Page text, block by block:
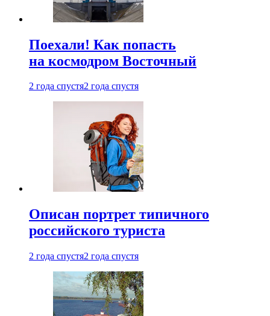
Поехали! Как попасть
на космодром Восточный
2 года спустя2 года спустя
Описан портрет типичного
российского туриста
2 года спустя2 года спустя